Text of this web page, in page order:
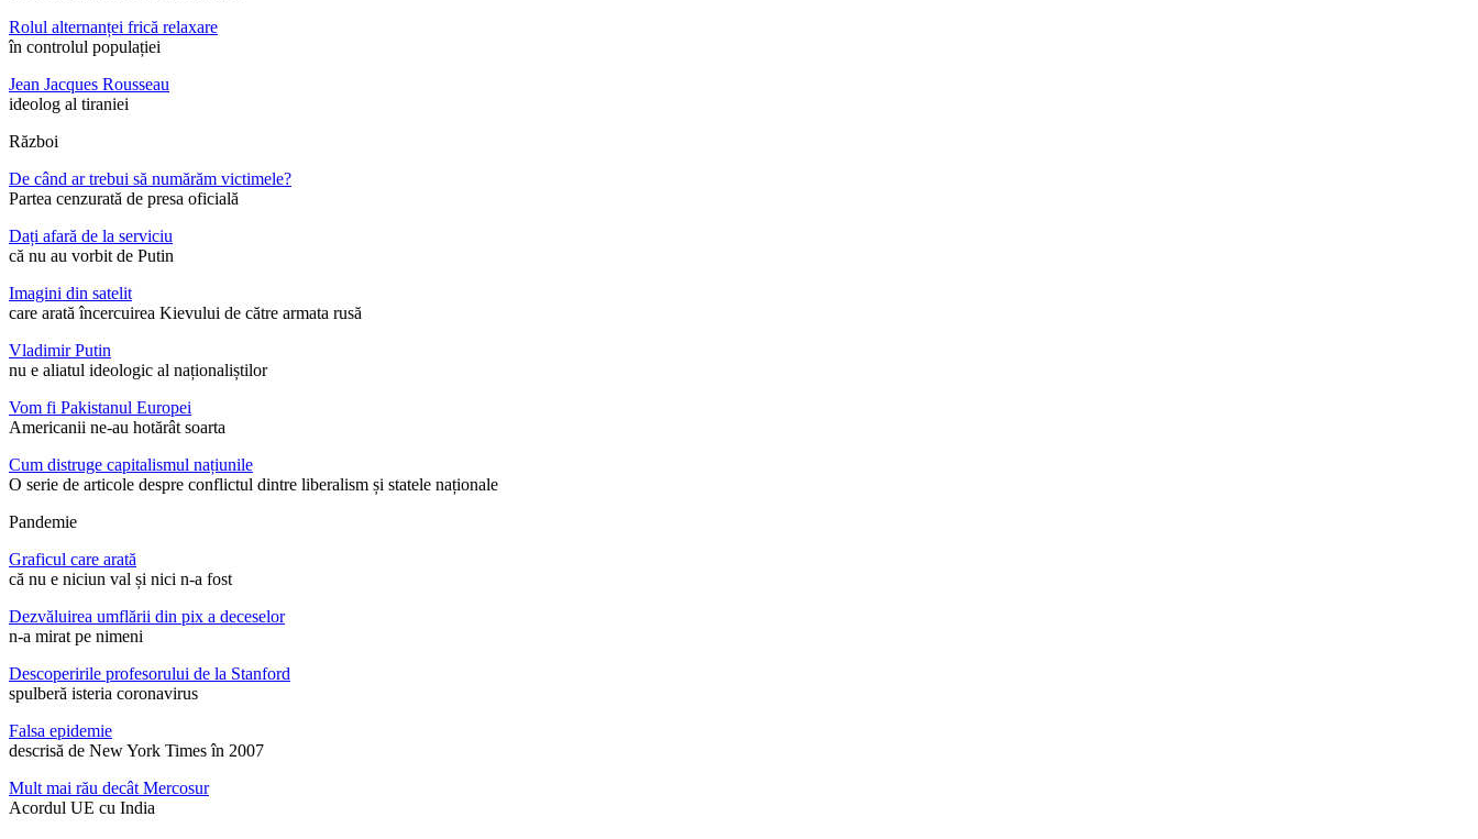
Rolul alternanței frică relaxare
în controlul populației
Jean Jacques Rousseau
ideolog al tiraniei
Război
De când ar trebui să numărăm victimele?
Partea cenzurată de presa oficială
Dați afară de la serviciu
că nu au vorbit de Putin
Imagini din satelit
care arată încercuirea Kievului de către armata rusă
Vladimir Putin
nu e aliatul ideologic al naționaliștilor
Vom fi Pakistanul Europei
Americanii ne-au hotărât soarta
Cum distruge capitalismul națiunile
O serie de articole despre conflictul dintre liberalism și statele naționale
Pandemie
Graficul care arată
că nu e niciun val și nici n-a fost
Dezvăluirea umflării din pix a deceselor
n-a mirat pe nimeni
Descoperirile profesorului de la Stanford
spulberă isteria coronavirus
Falsa epidemie
descrisă de New York Times în 2007
Mult mai rău decât Mercosur
Acordul UE cu India